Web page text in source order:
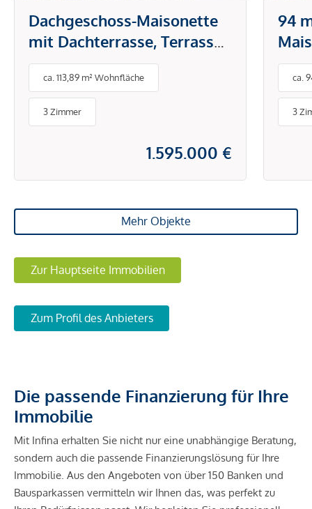
Dachgeschoss-Maisonette
mit Dachterrasse, Terrasse
und Balkon | 93 m²
Freifläche, 3 Zimmer
ca. 113,89 m² Wohnfläche
3 Zimmer
1.595.000 €
94
und
ca.
3
Mehr Objekte
Zur Hauptseite Immobilien
Zum Profil des Anbieters
Die passende Finanzierung für Ihre
Immobilie
Mit Infina erhalten Sie nicht nur eine unabhängige Beratung,
sondern auch die passende Finanzierungslösung für Ihre
Immobilie. Aus den Angeboten von über 150 Banken und
Bausparkassen vermitteln wir Ihnen das, was perfekt zu